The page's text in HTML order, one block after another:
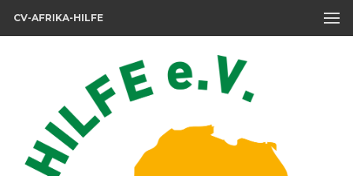
CV-AFRIKA-HILFE